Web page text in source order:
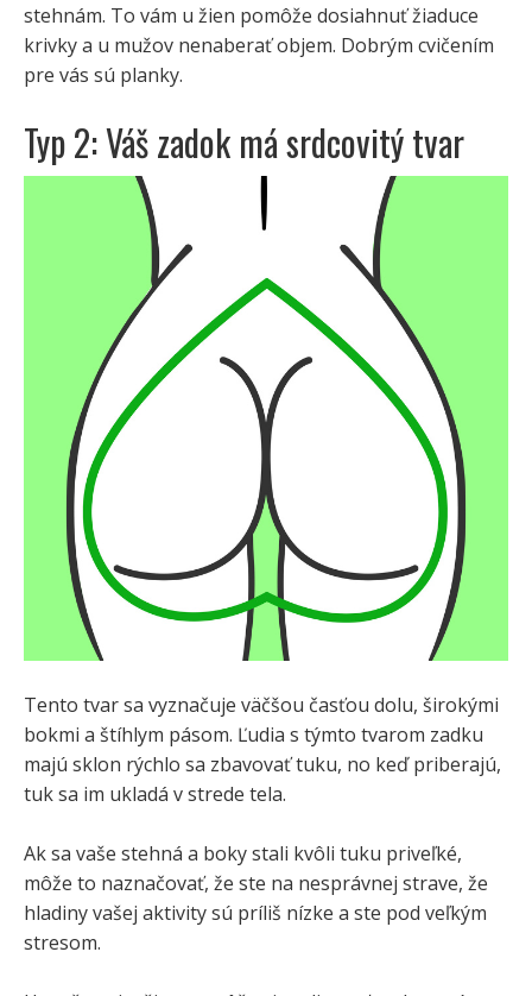
stehnám. To vám u žien pomôže dosiahnuť žiaduce
krivky a u mužov nenaberať objem. Dobrým cvičením
pre vás sú planky.
Typ 2: Váš zadok má srdcovitý tvar
Tento tvar sa vyznačuje väčšou časťou dolu, širokými
bokmi a štíhlym pásom. Ľudia s týmto tvarom zadku
majú sklon rýchlo sa zbavovať tuku, no keď priberajú,
tuk sa im ukladá v strede tela.
Ak sa vaše stehná a boky stali kvôli tuku priveľké,
môže to naznačovať, že ste na nesprávnej strave, že
hladiny vašej aktivity sú príliš nízke a ste pod veľkým
stresom.